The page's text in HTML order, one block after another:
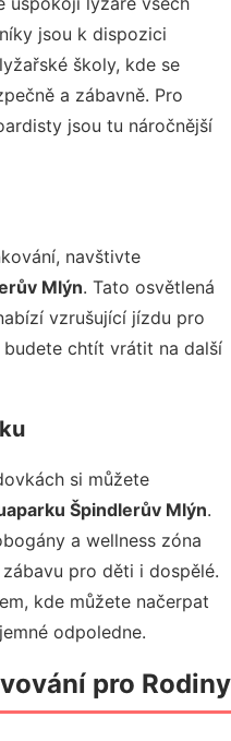
jsou k dispozici
školy, kde se
a zábavně. Pro
jsou tu náročnější
navštivte
Mlýn. Tato osvětlená
vzrušující jízdu pro
budete chtít vrátit na další
si můžete
Špindlerův Mlýn.
a wellness zóna
pro děti i dospělé.
kde můžete načerpat
odpoledne.
pro Rodiny